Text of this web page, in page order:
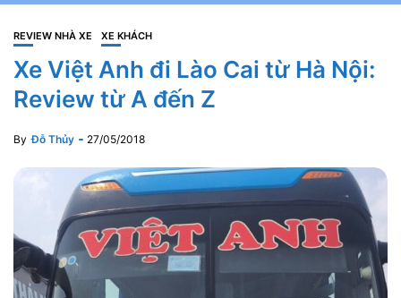
REVIEW NHÀ XE XE KHÁCH
Xe Việt Anh đi Lào Cai từ Hà Nội:
Review từ A đến Z
By Đỗ Thủy 27/05/2018